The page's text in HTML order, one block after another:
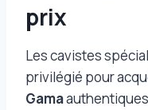
prix
Les cavistes
privilégié pour
Gama